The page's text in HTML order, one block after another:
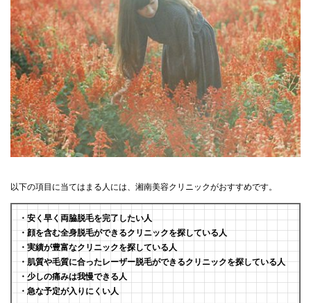
以下の項目に当てはまる人には、湘南美容クリニックがおすすめです。
・安く早く両脇脱毛を完了したい人
・顔を含む全身脱毛ができるクリニックを探している人
・実績が豊富なクリニックを探している人
・肌質や毛質に合ったレーザー脱毛ができるクリニックを探している人
・少しの痛みは我慢できる人
・急な予定が入りにくい人